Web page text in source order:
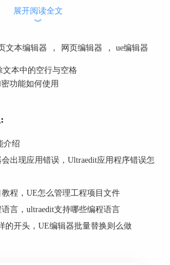
图2 保存
框中，你就可以选择对应的保存
根据实际需要进行命名。注意
的。
展开阅读全文
︾
文本编辑器 ， 网页编辑器 ， ue编辑器
文本中的空行与空格
功能如何使用
介绍
出现应用错误，Ultraedit应用程序错误怎
程，UE怎么管理工程项目文件
言，ultraedit支持哪些编程语言
的开头，UE编辑器批量替换则么做